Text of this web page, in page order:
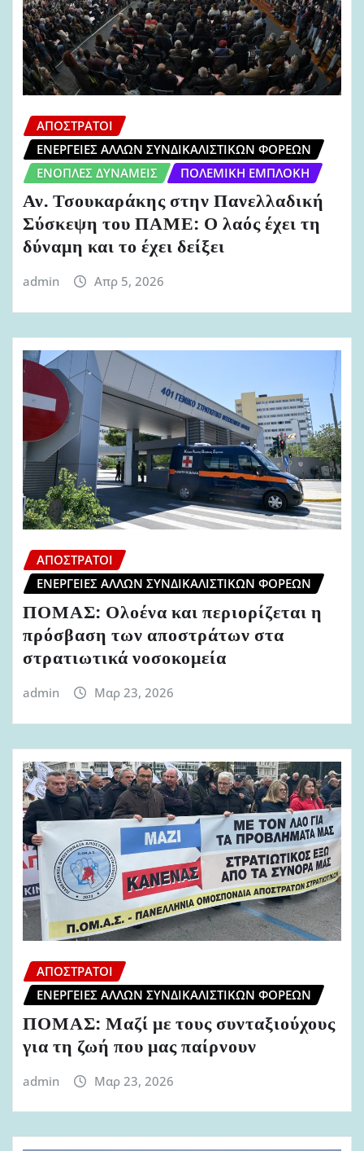
ΑΠΌΣΤΡΑΤΟΙ
ΕΝΈΡΓΕΙΕΣ ΆΛΛΩΝ ΣΥΝΔΙΚΑΛΙΣΤΙΚΏΝ ΦΟΡΈΩΝ
ΈΝΟΠΛΕΣ ΔΥΝΆΜΕΙΣ
ΠΟΛΕΜΙΚΉ ΕΜΠΛΟΚΉ
Αν. Τσουκαράκης στην Πανελλαδική
Σύσκεψη του ΠΑΜΕ: Ο λαός έχει τη
δύναμη και το έχει δείξει
admin Απρ 5, 2026
ΑΠΌΣΤΡΑΤΟΙ
ΕΝΈΡΓΕΙΕΣ ΆΛΛΩΝ ΣΥΝΔΙΚΑΛΙΣΤΙΚΏΝ ΦΟΡΈΩΝ
ΠΟΜΑΣ: Ολοένα και περιορίζεται η
πρόσβαση των αποστράτων στα
στρατιωτικά νοσοκομεία
admin Μαρ 23, 2026
ΑΠΌΣΤΡΑΤΟΙ
ΕΝΈΡΓΕΙΕΣ ΆΛΛΩΝ ΣΥΝΔΙΚΑΛΙΣΤΙΚΏΝ ΦΟΡΈΩΝ
ΠΟΜΑΣ: Μαζί με τους συνταξιούχους
για τη ζωή που μας παίρνουν
admin Μαρ 23, 2026